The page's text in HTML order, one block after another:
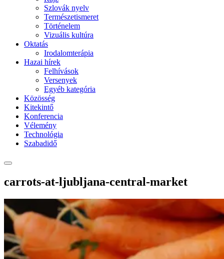
Szlovák nyelv
Természetismeret
Történelem
Vizuális kultúra
Oktatás
Irodalomterápia
Hazai hírek
Felhívások
Versenyek
Egyéb kategória
Közösség
Kitekintő
Konferencia
Vélemény
Technológia
Szabadidő
carrots-at-ljubljana-central-market